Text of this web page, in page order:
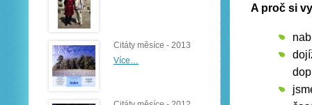
A proč si
Citáty měsíce - 2013
Více…